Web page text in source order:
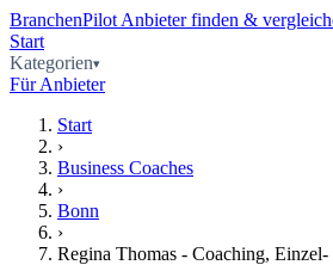
BranchenPilot Anbieter finden &
Start
Kategorien
Für Anbieter
Start
›
Business Coaches
›
Bonn
›
Regina Thomas - Coaching, Einzel-